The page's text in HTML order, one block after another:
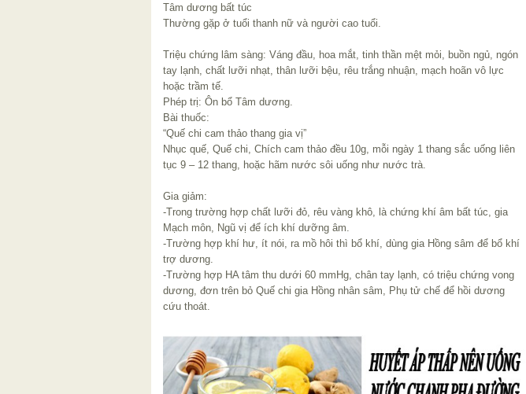
Tâm dương bất túc
Thường gặp ở tuổi thanh nữ và người cao tuổi.
Triệu chứng lâm sàng: Váng đầu, hoa mắt, tinh thần mệt mỏi, buồn ngủ, ngón
tay lạnh, chất lưỡi nhạt, thân lưỡi bệu, rêu trắng nhuận, mạch hoãn vô lực
hoặc trầm tế.
Phép trị: Ôn bổ Tâm dương.
Bài thuốc:
“Quế chi cam thảo thang gia vị”
Nhục quế, Quế chi, Chích cam thảo đều 10g, mỗi ngày 1 thang sắc uống liên
tục 9 – 12 thang, hoặc hãm nước sôi uống như nước trà.
Gia giảm:
-Trong trường hợp chất lưỡi đỏ, rêu vàng khô, là chứng khí âm bất túc, gia
Mạch môn, Ngũ vị để ích khí dưỡng âm.
-Trường hợp khí hư, ít nói, ra mồ hôi thì bổ khí, dùng gia Hồng sâm để bổ khí
trợ dương.
-Trường hợp HA tâm thu dưới 60 mmHg, chân tay lạnh, có triệu chứng vong
dương, đơn trên bỏ Quế chi gia Hồng nhân sâm, Phụ tử chế để hồi dương
cứu thoát.